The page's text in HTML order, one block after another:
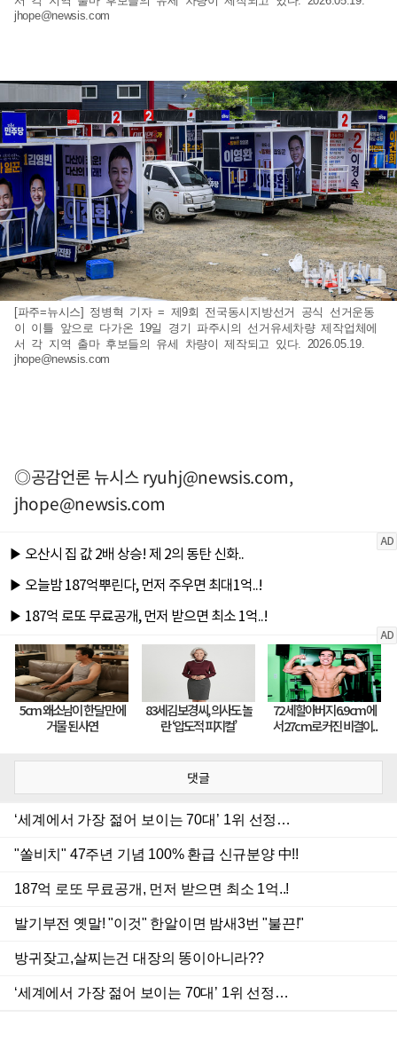
jhope@newsis.com
[파주=뉴시스] 정병혁 기자 = 제9회 전국동시지방선거 공식 선거운동
이 이틀 앞으로 다가온 19일 경기 파주시의 선거유세차량 제작업체에
서 각 지역 출마 후보들의 유세 차량이 제작되고 있다. 2026.05.19.
jhope@newsis.com
◎공감언론 뉴시스ryuhj@newsis.com,
jhope@newsis.com
댓글